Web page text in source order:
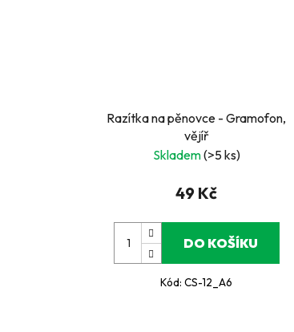
Razítka na pěnovce - Gramofon,
vějíř
Skladem(>5 ks)
49 Kč
DO KOŠÍKU
Kód:CS-12_A6